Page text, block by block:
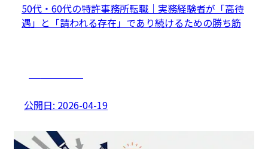
50代・60代の特許事務所転職｜実務経験者が「高待
遇」と「請われる存在」であり続けるための勝ち筋
公開日: 2026-04-19